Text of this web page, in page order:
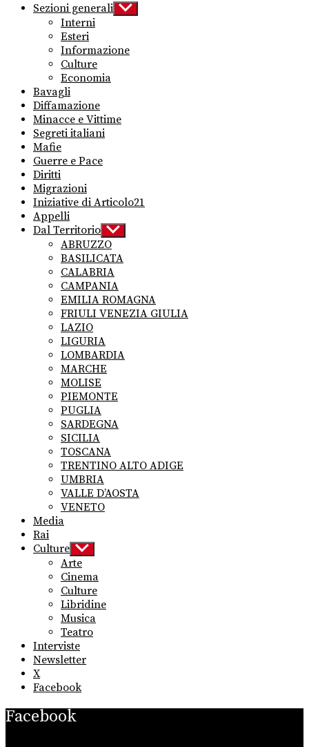
Sezioni generali Show
sub
Interni
Esteri
Informazione
Culture
Economia
Bavagli
Diffamazione
Minacce e Vittime
Segreti italiani
Mafie
Guerre e Pace
Diritti
Migrazioni
Iniziative di Articolo21
Appelli
Dal Territorio Show
sub
menu
ABRUZZO
BASILICATA
CALABRIA
CAMPANIA
EMILIA ROMAGNA
FRIULI VENEZIA GIULIA
LAZIO
LIGURIA
LOMBARDIA
MARCHE
MOLISE
PIEMONTE
PUGLIA
SARDEGNA
SICILIA
TOSCANA
TRENTINO ALTO ADIGE
UMBRIA
VALLE D’AOSTA
VENETO
Media
Rai
Culture Show
sub
menu
Arte
Cinema
Culture
Libridine
Musica
Teatro
Interviste
Newsletter
X
Facebook
Facebook